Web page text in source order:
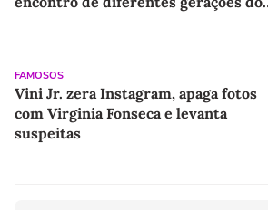
FAMOSOS
Vini Jr. zera Instagram, apaga fotos
com Virginia Fonseca e levanta
suspeitas